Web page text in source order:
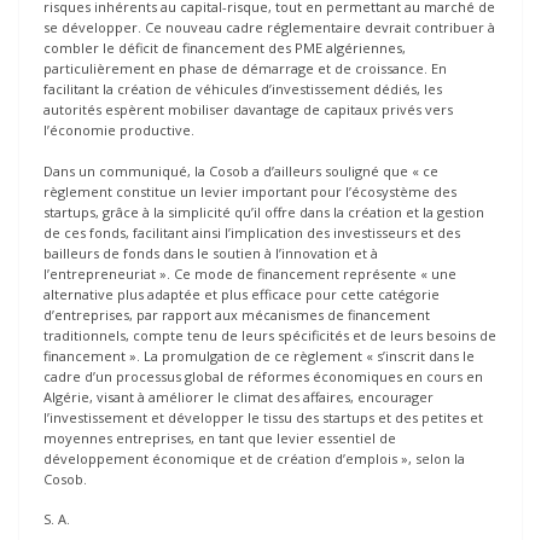
risques inhérents au capital-risque, tout en permettant au marché de
se développer. Ce nouveau cadre réglementaire devrait contribuer à
combler le déficit de financement des PME algériennes,
particulièrement en phase de démarrage et de croissance. En
facilitant la création de véhicules d’investissement dédiés, les
autorités espèrent mobiliser davantage de capitaux privés vers
l’économie productive.
Dans un communiqué, la Cosob a d’ailleurs souligné que « ce
règlement constitue un levier important pour l’écosystème des
startups, grâce à la simplicité qu’il offre dans la création et la gestion
de ces fonds, facilitant ainsi l’implication des investisseurs et des
bailleurs de fonds dans le soutien à l’innovation et à
l’entrepreneuriat ». Ce mode de financement représente « une
alternative plus adaptée et plus efficace pour cette catégorie
d’entreprises, par rapport aux mécanismes de financement
traditionnels, compte tenu de leurs spécificités et de leurs besoins de
financement ». La promulgation de ce règlement « s’inscrit dans le
cadre d’un processus global de réformes économiques en cours en
Algérie, visant à améliorer le climat des affaires, encourager
l’investissement et développer le tissu des startups et des petites et
moyennes entreprises, en tant que levier essentiel de
développement économique et de création d’emplois », selon la
Cosob.
S. A.